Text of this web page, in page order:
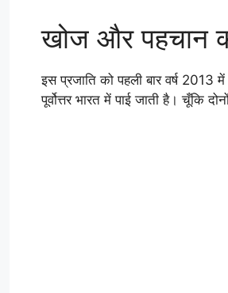
खोज और पहचान
इस प्रजाति को पहली बार वर्ष 2013
पूर्वोत्तर भारत में पाई जाती है। चूँकि